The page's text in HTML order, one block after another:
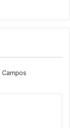
Campos